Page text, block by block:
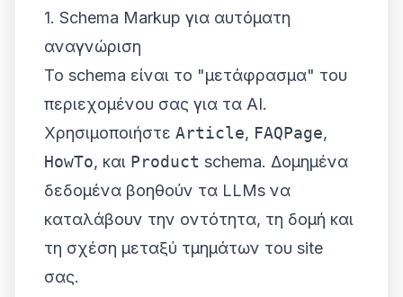
1. Schema Markup για αυτόματη
αναγνώριση
Το schema είναι το "μετάφρασμα" του
περιεχομένου σας για τα AI.
Χρησιμοποιήστε Article, FAQPage,
HowTo, και Product schema. Δομημένα
δεδομένα βοηθούν τα LLMs να
καταλάβουν την οντότητα, τη δομή και
τη σχέση μεταξύ τμημάτων του site
σας.